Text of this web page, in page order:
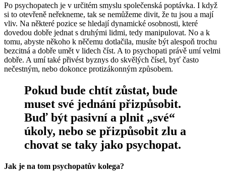
Po psychopatech je v určitém smyslu společenská poptávka. I když
si to otevřeně neřekneme, tak se nemůžeme divit, že tu jsou a mají
vliv. Na některé pozice se hledají dynamické osobnosti, které
dovedou dobře jednat s druhými lidmi, tedy manipulovat. No a k
tomu, abyste někoho k něčemu dotlačila, musíte být alespoň trochu
bezcitná a dobře umět v lidech číst. A to psychopati právě umí velmi
dobře. A umí také přivést byznys do skvělých čísel, byť často
nečestným, nebo dokonce protizákonným způsobem.
Pokud bude chtít zůstat, bude
muset své jednání přizpůsobit.
Buď být pasivní a plnit „své“
úkoly, nebo se přizpůsobit zlu a
chovat se taky jako psychopat.
Jak je na tom psychopatův kolega?